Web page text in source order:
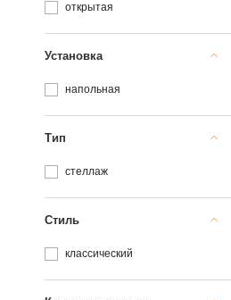
открытая
Установка
напольная
Тип
стеллаж
Стиль
классический